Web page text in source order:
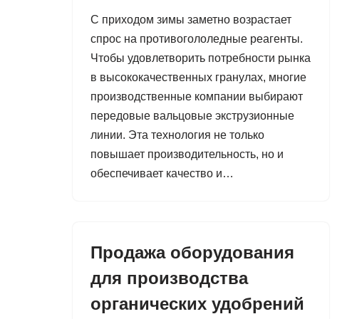
С приходом зимы заметно возрастает
спрос на противогололедные реагенты.
Чтобы удовлетворить потребности рынка
в высококачественных гранулах, многие
производственные компании выбирают
передовые вальцовые экструзионные
линии. Эта технология не только
повышает производительность, но и
обеспечивает качество и…
Продажа оборудования
для производства
органических удобрений